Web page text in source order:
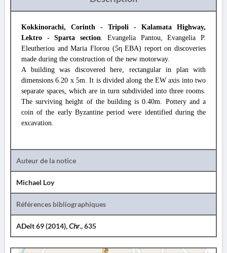
Kokkinorachi, Corinth - Tripoli - Kalamata Highway,
Lektro - Sparta section. Evangelia Pantou, Evangelia P.
Eleutheriou and Maria Florou (5η EBA) report on discoveries
made during the construction of the new motorway.
A building was discovered here, rectangular in plan with
dimensions 6.20 x 5m. It is divided along the EW axis into two
separate spaces, which are in turn subdivided into three rooms.
The surviving height of the building is 0.40m. Pottery and a
coin of the early Byzantine period were identified during the
excavation.
Auteur de la notice
Michael Loy
Références bibliographiques
ADelt 69 (2014),Chr., 635